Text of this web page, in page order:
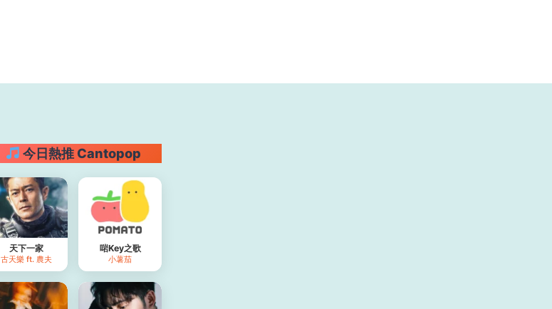
今日熱推 Cantopop
天下⼀家
古天樂 ft. 農夫
啱Key之歌
小薯茄